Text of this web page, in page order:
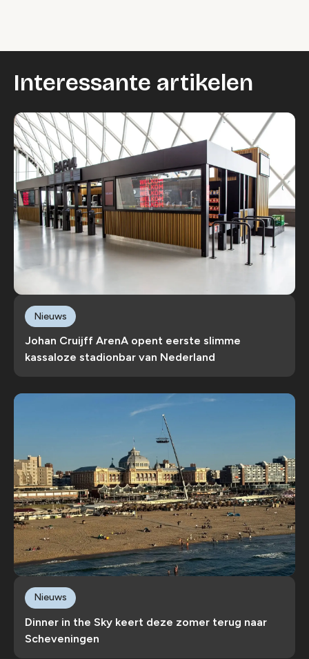
Interessante artikelen
Johan Cruijff ArenA opent eerste slimme
kassaloze stadionbar van Nederland
Nieuws
Dinner in the Sky keert deze zomer terug naar
Scheveningen
Nieuws